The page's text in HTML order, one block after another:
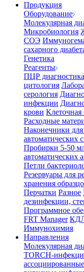
Продукция
Оборудование
Молекулярная
Микробиология
СОЭ
сахарного
Генетика
Реагенты
ПЦР диагностика
цитология
серология
инфекции
крови Клеточная
Расходные
Наконечники для
автоматических
Пробирки 5-50
автоматических
Петли
Резервуары для
хранения
Перчатки Разное
дезинфекции,
Программное
FRT Manager
Иммунохимия
Направления
Молекулярная
TORCH-